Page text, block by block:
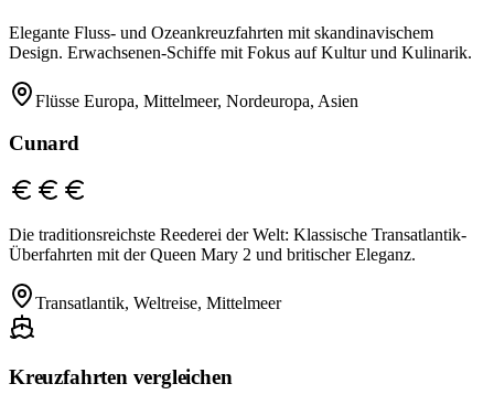
Elegante Fluss- und Ozeankreuzfahrten mit skandinavischem
Design. Erwachsenen-Schiffe mit Fokus auf Kultur und Kulinarik.
Flüsse Europa, Mittelmeer, Nordeuropa, Asien
Cunard
Die traditionsreichste Reederei der Welt: Klassische Transatlantik-
Überfahrten mit der Queen Mary 2 und britischer Eleganz.
Transatlantik, Weltreise, Mittelmeer
Kreuzfahrten vergleichen